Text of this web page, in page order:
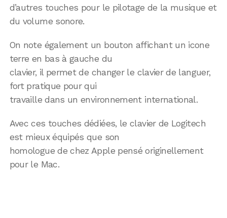
d’autres touches pour le pilotage de la musique et
du volume sonore.
On note également un bouton affichant un icone
terre en bas à gauche du
clavier, il permet de changer le clavier de languer,
fort pratique pour qui
travaille dans un environnement international.
Avec ces touches dédiées, le clavier de Logitech
est mieux équipés que son
homologue de chez Apple pensé originellement
pour le Mac.